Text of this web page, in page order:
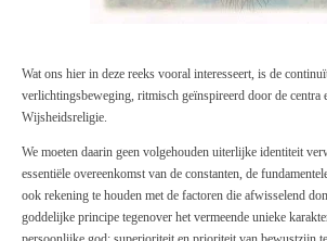
Wat ons hier in deze reeks vooral interesseert, is de
verlichtingsbeweging, ritmisch geïnspireerd door de centra
Wijsheidsreligie.
We moeten daarin geen volgehouden uiterlijke identiteit
essentiële overeenkomst van de constanten, de
ook rekening te houden met de factoren die afwisselend
goddelijke principe tegenover het vermeende unieke